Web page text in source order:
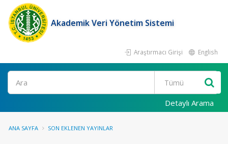
Akademik Veri Yönetim Sistemi
Araştırmacı Girişi English
Ara
Detaylı Arama
ANA SAYFA SON EKLENEN YAYINLAR